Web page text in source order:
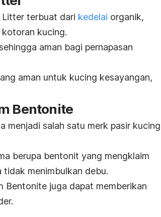
Litter terbuat dari kedelai organik,
kucing.
aman bagi pernapasan
aman untuk kucing kesayangan,
Bentonite
menjadi salah satu merk pasir kucing
berupa bentonit yang mengklaim
menimbulkan debu.
Bentonite juga dapat memberikan